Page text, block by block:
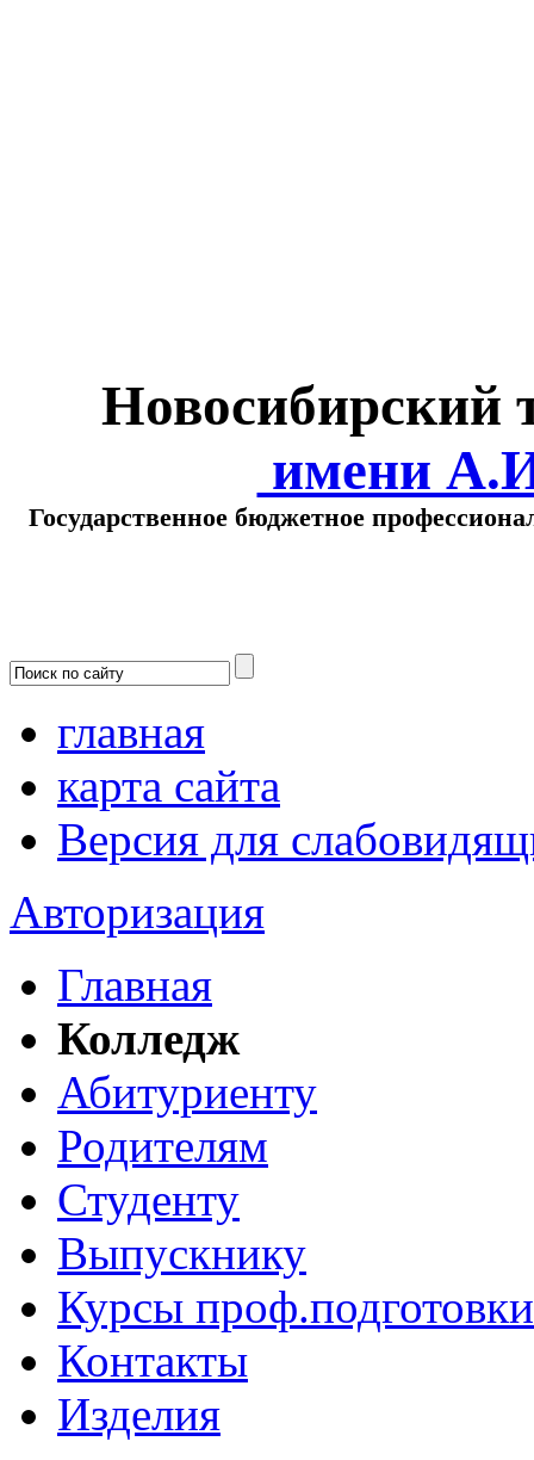
Новосибирский
имени
Государственное бюджетное
главная
карта сайта
Версия для
Авторизация
Главная
Колледж
Абитуриенту
Родителям
Студенту
Выпускнику
Курсы проф.подготовки
Контакты
Изделия